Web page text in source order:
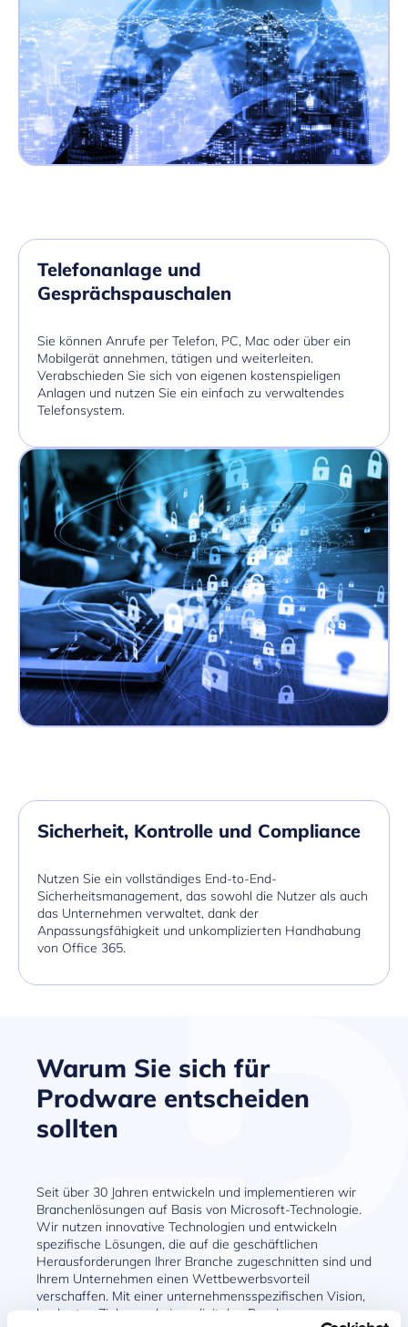
Telefonanlage und
Gesprächspauschalen
Sie können Anrufe per Telefon, PC, Mac oder über ein
Mobilgerät annehmen, tätigen und weiterleiten.
Verabschieden Sie sich von eigenen kostenspieligen
Anlagen und nutzen Sie ein einfach zu verwaltendes
Telefonsystem.
Sicherheit, Kontrolle und Compliance
Nutzen Sie ein vollständiges End-to-End-
Sicherheitsmanagement, das sowohl die Nutzer als auch
das Unternehmen verwaltet, dank der
Anpassungsfähigkeit und unkomplizierten Handhabung
von Office 365.
Warum Sie sich für
Prodware entscheiden
sollten
Seit über 30 Jahren entwickeln und implementieren wir
Branchenlösungen auf Basis von Microsoft-Technologie.
Wir nutzen innovative Technologien und entwickeln
spezifische Lösungen, die auf die geschäftlichen
Herausforderungen Ihrer Branche zugeschnitten sind und
Ihrem Unternehmen einen Wettbewerbsvorteil
verschaffen. Mit einer unternehmensspezifischen Vision,
konkreten Zielen und einer digitalen Roadmap